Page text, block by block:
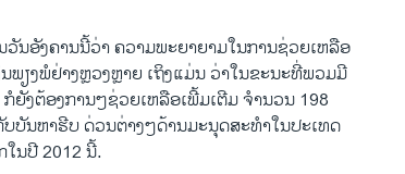
ນ​ອັງຄານ​ນີ້​ວ່າ ຄວາມ​ພະຍາຍາມ​ໃນ​ການ​ຊ່ວຍ​ເຫລືອ
ພຽງພໍ​ຢ່າງ​ຫຼວງຫຼາຍ ​ເຖິງ​ແມ່ນ ວ່າ​ໃນ​ຂະນະ​ທີ່​ພວມ​ມີ​
ຍັງ​ຕ້ອງການໆ​ຊ່ວຍ​ເຫລື​ອ​ເພີ້ມ​ເຕີ​ມ ຈໍາ​ນວນ 198
ບັນຫາ​ຮີບ ດ່ວນ​ຕ່າງໆດ້ານ​ມະນຸດສະ​ທໍາໃນ​ປະ​ເທດ
ນ​ປີ 2012 ນີ້.